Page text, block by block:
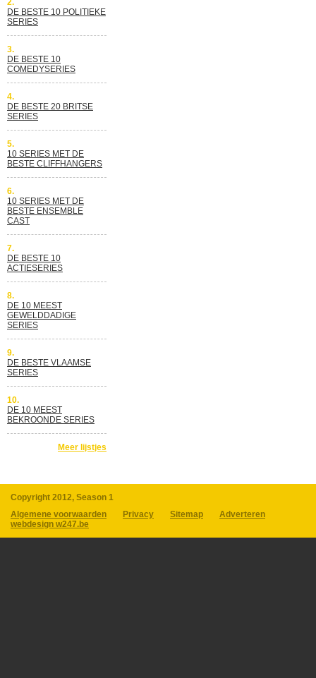
2.
DE BESTE 10 POLITIEKE
SERIES
3.
DE BESTE 10
COMEDYSERIES
4.
DE BESTE 20 BRITSE
SERIES
5.
10 SERIES MET DE
BESTE CLIFFHANGERS
6.
10 SERIES MET DE
BESTE ENSEMBLE
CAST
7.
DE BESTE 10
ACTIESERIES
8.
DE 10 MEEST
GEWELDDADIGE
SERIES
9.
DE BESTE VLAAMSE
SERIES
10.
DE 10 MEEST
BEKROONDE SERIES
Meer lijstjes
Copyright 2012, Season 1
Algemene voorwaarden
Privacy Sitemap
Adverteren
webdesign w247.be